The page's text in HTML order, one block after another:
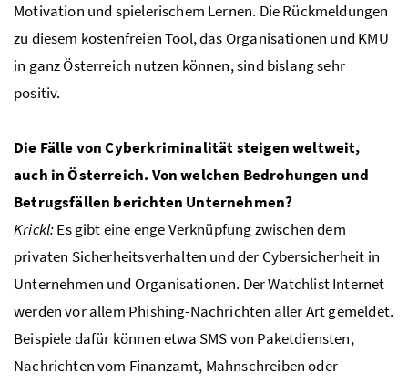
Motivation und spielerischem Lernen. Die Rückmeldungen
zu diesem kostenfreien Tool, das Organisationen und KMU
in ganz Österreich nutzen können, sind bislang sehr
positiv.
Die Fälle von Cyberkriminalität steigen weltweit,
auch in Österreich. Von welchen Bedrohungen und
Betrugsfällen berichten Unternehmen?
Krickl:Es gibt eine enge Verknüpfung zwischen dem
privaten Sicherheitsverhalten und der Cybersicherheit in
Unternehmen und Organisationen. Der Watchlist Internet
werden vor allem Phishing-Nachrichten aller Art gemeldet.
Beispiele dafür können etwa SMS von Paketdiensten,
Nachrichten vom Finanzamt, Mahnschreiben oder